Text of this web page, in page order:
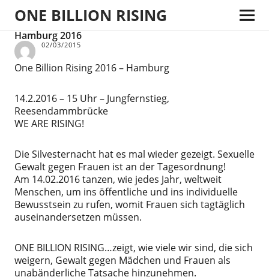
ONE BILLION RISING
Hamburg 2016
02/03/2015
One Billion Rising 2016 – Hamburg
14.2.2016 – 15 Uhr – Jungfernstieg,
Reesendammbrücke
WE ARE RISING!
Die Silvesternacht hat es mal wieder gezeigt. Sexuelle
Gewalt gegen Frauen ist an der Tagesordnung!
Am 14.02.2016 tanzen, wie jedes Jahr, weltweit
Menschen, um ins öffentliche und ins individuelle
Bewusstsein zu rufen, womit Frauen sich tagtäglich
auseinandersetzen müssen.
ONE BILLION RISING…zeigt, wie viele wir sind, die sich
weigern, Gewalt gegen Mädchen und Frauen als
unabänderliche Tatsache hinzunehmen.